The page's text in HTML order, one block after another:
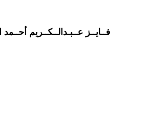
فــايــز عــبـدالــكــريم